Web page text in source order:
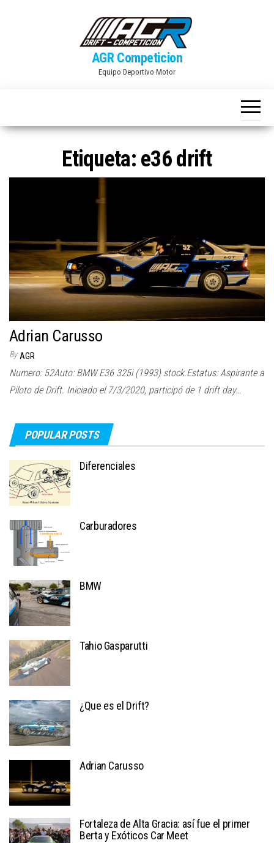
AGR Competicion
Equipo Deportivo Motor
Etiqueta: e36 drift
Adrian Carusso
By AGR
Numero: 52Auto: BMW E36 325i (1993) stock.Estatus: Aspirante a
Piloto de Drift. Iniciado el 7/3/2020, participó de 1 drift day…
POPULAR POSTS
Diferenciales
Carburadores
BMW
Tahio Gasparutti
¿Que es el Drift?
Adrian Carusso
Fortaleza de Alta Gracia: así fue el primer
Berta y Exóticos Car Meet